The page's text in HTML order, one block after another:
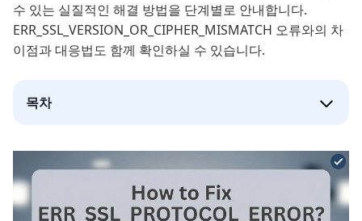
수 있는 실질적인 해결 방법을 단계별로 안내합니다.
ERR_SSL_VERSION_OR_CIPHER_MISMATCH 오류와의 차
이점과 대응법도 함께 확인하실 수 있습니다.
목차